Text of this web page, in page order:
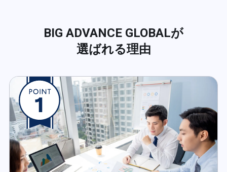
BIG ADVANCE GLOBALが
選ばれる理由